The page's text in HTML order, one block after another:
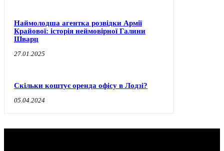
Наймолодша агентка розвідки Армії
Крайової: історія неймовірної Галини
Шварц
27.01.2025
Скільки коштує оренда офісу в Лодзі?
05.04.2024